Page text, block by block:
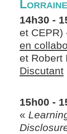
14h30 -
et
en
et Robert
Discutant
15h00 -
«